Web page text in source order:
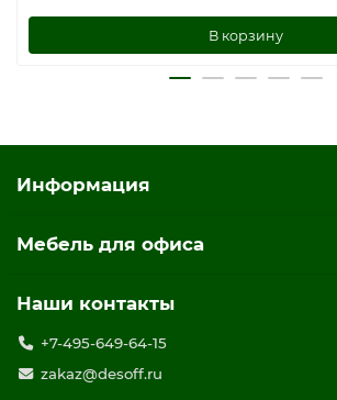
В корзину
Информация
Мебель для офиса
Наши контакты
+7-495-649-64-15
zakaz@desoff.ru